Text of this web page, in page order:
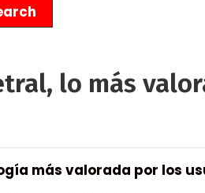
lo más
más valorada por los